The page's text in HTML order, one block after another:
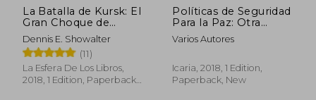
La Batalla de Kursk: El
Gran Choque de
Tanques de la
Segunda Guerra
Mundial (in Spanish)
Dennis E. Showalter
(11)
La Esfera De Los Libros,
2018, 1 Edition, Paperback,
Políticas de Seguridad
Para la Paz: Otra
Seguridad es Posible
y Necesaria (Antrazyt)
Varios Autores
Icaria, 2018, 1 Edition,
Paperback, New